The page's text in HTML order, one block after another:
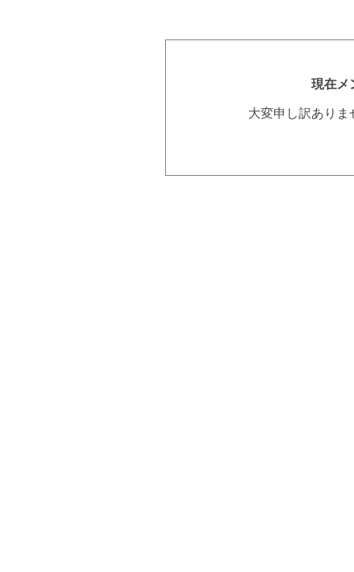
現在メ
大変申し訳あり